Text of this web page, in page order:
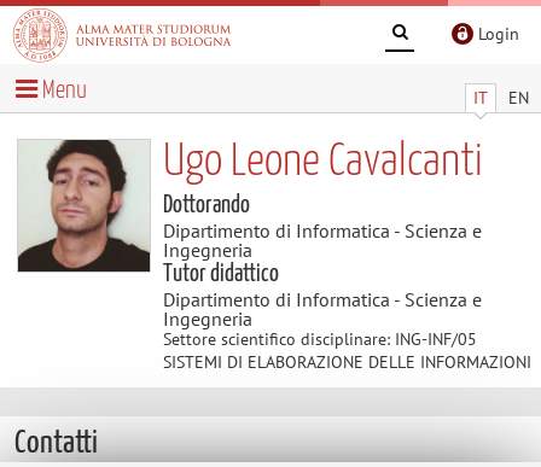
Login
IT EN
Menu
Ugo Leone Cavalcanti
Dottorando
Dipartimento di Informatica - Scienza e
Ingegneria
Tutor didattico
Dipartimento di Informatica - Scienza e
Ingegneria
Settore scientifico disciplinare: ING-INF/05
SISTEMI DI ELABORAZIONE DELLE INFORMAZIONI
Contatti